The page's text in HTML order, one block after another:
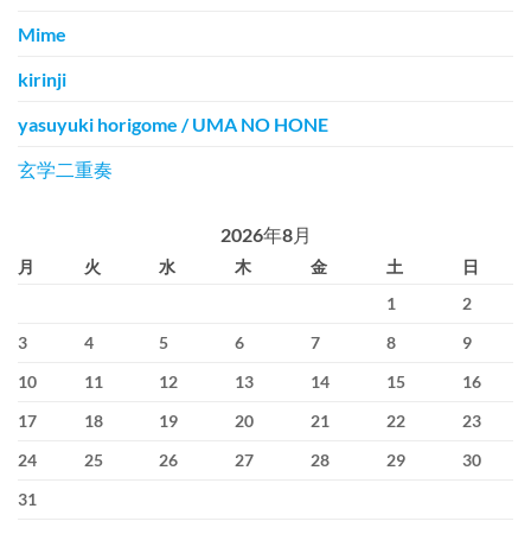
Mime
kirinji
yasuyuki horigome / UMA NO HONE
玄学二重奏
2026年8月
月 火 水 木 金 土
日
1
2
3
4 5 6 7 8
9
10
11 12 13 14 15
16
17
18 19 20 21 22
23
24
25 26 27 28 29
30
31